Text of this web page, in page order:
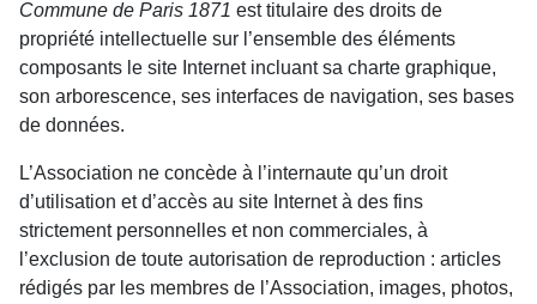
Commune de Paris 1871 est titulaire des droits de
propriété intellectuelle sur l’ensemble des éléments
composants le site Internet incluant sa charte graphique,
son arborescence, ses interfaces de navigation, ses bases
de données.
L’Association ne concède à l’internaute qu’un droit
d’utilisation et d’accès au site Internet à des fins
strictement personnelles et non commerciales, à
l’exclusion de toute autorisation de reproduction : articles
rédigés par les membres de l’Association, images, photos,